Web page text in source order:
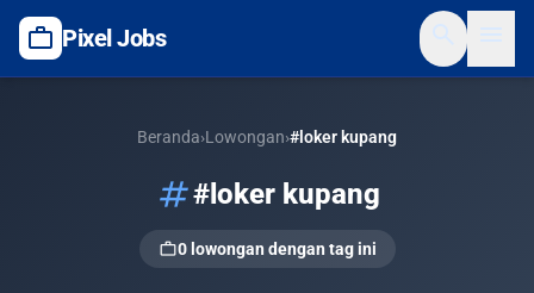
work Pixel Jobs
Beranda›Lowongan›#loker kupang
tag#loker kupang
work0 lowongan dengan tag ini